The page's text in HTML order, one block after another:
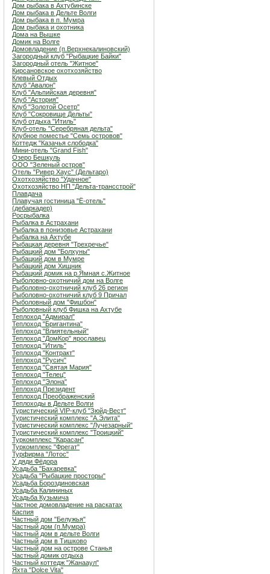
Дом рыбака в Ахтубинске
Дом рыбака в Дельте Волги
Дом рыбака в п. Мумра
Дом рыбака и охотника
Дома на Вышке
Домик на Волге
Домовладение (п.Верхнекалиновский)
Загородный клуб "Рыбацкие Байки"
Загородный отель "Житное"
Кирсановское охотхозяйство
Клевый Отдых
Клуб "Авалон"
Клуб "Альпийская деревня"
Клуб "Астория"
Клуб "Золотой Осетр"
Клуб "Сокровище Дельты"
Клуб отдыха "Итиль"
Клуб-отель "Серебряная дельта"
Клубное поместье "Семь островов"
Коттедж "Казачья слободка"
Мини-отель "Grand Fish"
Озеро Бешкуль
ООО "Зеленый остров"
Отель "Ривер Хаус" (Дельтаро)
Охотхозяйство "Удачное"
Охотхозяйство НП "Дельта-трансстрой"
Плавдача
Плавучая гостиница "Ё-отель"
(дебаркадер)
Росрыбалка
Рыбалка в Астрахани
Рыбалка в понизовье Астрахани
Рыбалка на Ахтубе
Рыбацкая деревня "Трехречье"
Рыбацкий дом "Болхуны"
Рыбацкий дом в Мумре
Рыбацкий дом Хищник
Рыбацкий домик на р.Ямная с.Житное
Рыболовно-охотничий дом на Волге
Рыболовно-охотничий клуб 26 регион
Рыболовно-охотничий клуб 9 Причал
Рыболовный дом "Фишбон"
Рыболовный клуб Фишка на Ахтубе
Теплоход "Адмирал"
Теплоход "Бригантина"
Теплоход "Влиятельный"
Теплоход "ДомКор" ярославец
Теплоход "Итиль"
Теплоход "Контракт"
Теплоход "Русич"
Теплоход "Святая Мария"
Теплоход "Телец"
Теплоход "Элона"
Теплоход Президент
Теплоход Преображенский
Теплоходы в Дельте Волги
Туристический VIP-клуб "Зюйд-Вест"
Туристический комплекс "А.Элита"
Туристический комплекс "Лучезарный"
Туристический комплекс "Троицкий"
Туркомплекс "Карасан"
Туркомплекс "Фрегат"
Турфирма "Лотос"
У дяди Фёдора
Усадьба "Бахаревка"
Усадьба "Рыбацкие просторы"
Усадьба Бороздиновская
Усадьба Калининых
Усадьба Кузьмича
Частное домовладение на раскатах
Каспия
Частный дом "Белужья"
Частный дом (п.Мумра)
Частный дом в дельте Волги
Частный дом в Тишково
Частный дом на острове Станья
Частный домик отдыха
Частный коттедж "Жанааул"
Яхта "Dolce Vita"